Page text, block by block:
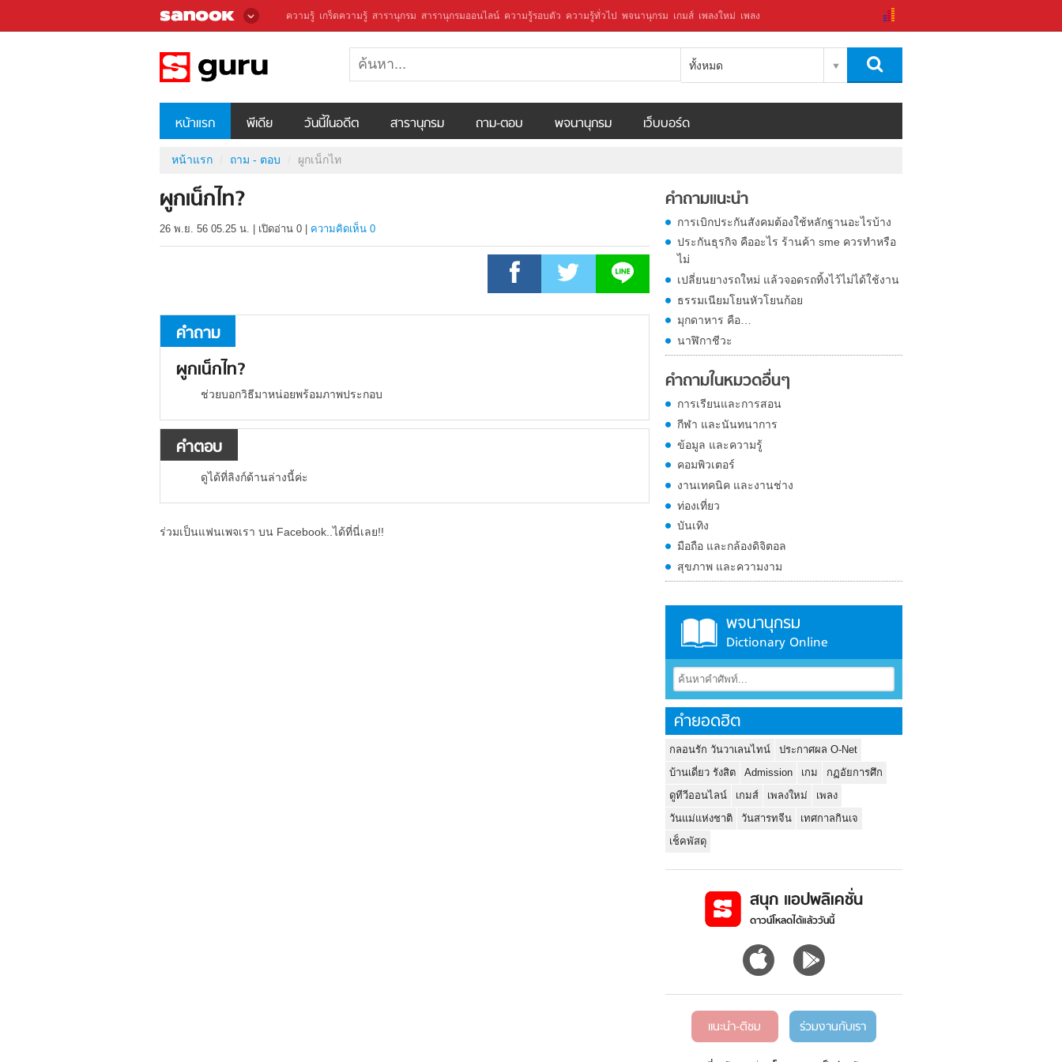
ความรู้ เกร็ดความรู้ สารานุกรม สารานุกรมออนไลน์ ความรู้รอบตัว ความรู้ทั่วไป พจนานุกรม เกมส์ เพลงใหม่ เพลง
ทั้งหมด
หน้าแรก พีเดีย วันนี้ในอดีต สารานุกรม ถาม-ตอบ พจนานุกรม เว็บบอร์ด
หน้าแรก ถาม - ตอบ ผูกเน็กไท
ผูกเน็กไท?
26 พ.ย. 56 05.25 น. เปิดอ่าน 0 ความคิดเห็น 0
คำถาม
ผูกเน็กไท?
ช่วยบอกวิธีมาหน่อยพร้อมภาพประกอบ
คำตอบ
ดูได้ที่ลิงก์ด้านล่างนี้ค่ะ
ร่วมเป็นแฟนเพจเรา บน Facebook..ได้ที่นี่เลย!!
คำถามแนะนำ
การเบิกประกันสังคมต้องใช้หลักฐานอะไรบ้าง
ประกันธุรกิจ คืออะไร ร้านค้า sme ควรทำหรือ
ไม่
เปลี่ยนยางรถใหม่ แล้วจอดรถทิ้งไว้ไม่ได้ใช้งาน
ธรรมเนียมโยนหัวโยนก้อย
มุกดาหาร คือ…
นาฬิกาชีวะ
คำถามในหมวดอื่นๆ
การเรียนและการสอน
กีฬา และนันทนาการ
ข้อมูล และความรู้
คอมพิวเตอร์
งานเทคนิค และงานช่าง
ท่องเที่ยว
บันเทิง
มือถือ และกล้องดิจิตอล
สุขภาพ และความงาม
พจนานุกรม
Dictionary Online
คำยอดฮิต
กลอนรัก วันวาเลนไทน์
ประกาศผล O-Net
บ้านเดี่ยว รังสิต
Admission เกม
กฏอัยการศึก
ดูทีวีออนไลน์
เกมส์ เพลงใหม่
เพลง
วันแม่แห่งชาติ
วันสารทจีน
เทศกาลกินเจ
เช็คพัสดุ
สนุก แอปพลิเคชั่น
ดาวน์โหลดได้แล้ววันนี้
แนะนำ-ติชม ร่วมงานกับเรา